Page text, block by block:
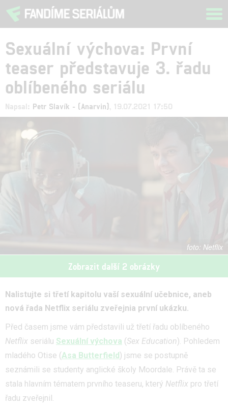
Sexuální výchova: První
teaser představuje 3. řadu
oblíbeného seriálu
Napsal: Petr Slavík - (Anarvin) , 19.07.2021 17:50
Netflix
Zobrazit další 2 obrázky
Nalistujte si třetí kapitolu vaší sexuální učebnice, aneb
nová řada Netflix seriálu zveřejnia první ukázku.
Před časem jsme vám představili už třetí řadu oblíbeného
Netflix seriálu Sexuální výchova (Sex Education). Pohledem
mladého Otise (Asa Butterfield ) jsme se postupně
seznámili se studenty anglické školy Moordale. Právě ta se
stala hlavním tématem prvního teaseru, který Netflix pro třetí
řadu zveřejnil.